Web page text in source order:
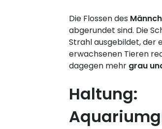
Die Flossen des
abgerundet sind. Die
Strahl ausgebildet, der
erwachsenen Tieren
dagegen mehr grau
Haltung: